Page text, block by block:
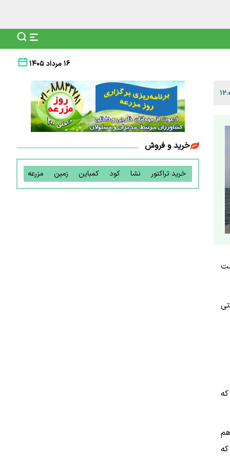
۱۶ مرداد ۱۴۰۵
خرید و فروش
خرید تراکتور نشا کود کمباین زمین مزرعه